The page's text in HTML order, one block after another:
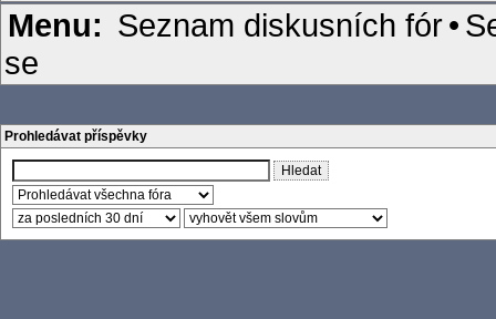
Menu: Seznam diskusních fór•
se
Prohledávat příspěvky